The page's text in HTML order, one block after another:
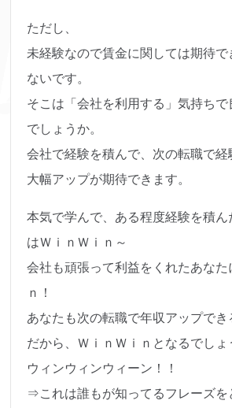
ただし、
未経験なので賃金に関しては期待
ないです。
そこは「会社を利用する」気持ちで
でしょうか。
会社で経験を積んで、次の転職で経
大幅アップが期待できます。
本気で学んで、ある程度経験を積
はＷｉｎＷｉｎ～
会社も頑張って利益をくれたあなた
ｎ！
あなたも次の転職で年収アップでき
だから、ＷｉｎＷｉｎとなるでしょ
ウィンウィンウィーン！！
⇒これは誰もが知ってるフレーズを